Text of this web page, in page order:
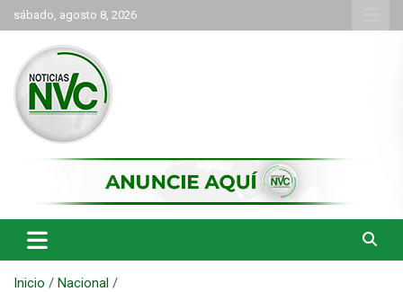
Saltar
al
contenido
sábado, agosto 8, 2026
NVC Noticias
Inicio
Nacional